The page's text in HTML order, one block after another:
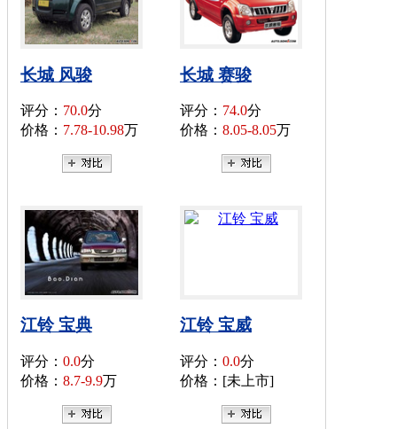
长城 风骏
评分： 70.0分
价格： 7.78-10.98万
长城 赛骏
评分： 74.0分
价格： 8.05-8.05万
江铃 宝典
评分： 0.0分
价格： 8.7-9.9万
江铃 宝威
评分： 0.0分
价格：[未上市]